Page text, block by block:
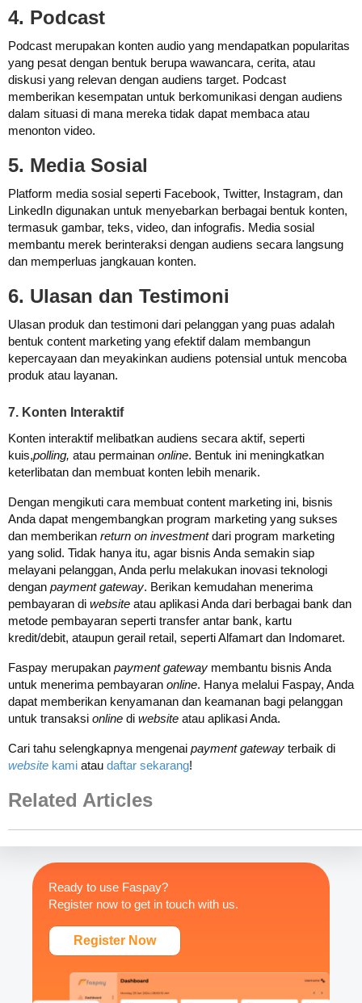
4. Podcast
Podcast merupakan konten audio yang mendapatkan popularitas
yang pesat dengan bentuk berupa wawancara, cerita, atau
diskusi yang relevan dengan audiens target. Podcast
memberikan kesempatan untuk berkomunikasi dengan audiens
dalam situasi di mana mereka tidak dapat membaca atau
menonton video.
5. Media Sosial
Platform media sosial seperti Facebook, Twitter, Instagram, dan
LinkedIn digunakan untuk menyebarkan berbagai bentuk konten,
termasuk gambar, teks, video, dan infografis. Media sosial
membantu merek berinteraksi dengan audiens secara langsung
dan memperluas jangkauan konten.
6. Ulasan dan Testimoni
Ulasan produk dan testimoni dari pelanggan yang puas adalah
bentuk content marketing yang efektif dalam membangun
kepercayaan dan meyakinkan audiens potensial untuk mencoba
produk atau layanan.
7. Konten Interaktif
Konten interaktif melibatkan audiens secara aktif, seperti
kuis,polling, atau permainan online. Bentuk ini meningkatkan
keterlibatan dan membuat konten lebih menarik.
Dengan mengikuti cara membuat content marketing ini, bisnis
Anda dapat mengembangkan program marketing yang sukses
dan memberikan return on investmentdari program marketing
yang solid. Tidak hanya itu, agar bisnis Anda semakin siap
melayani pelanggan, Anda perlu melakukan inovasi teknologi
dengan payment gateway. Berikan kemudahan menerima
pembayaran di website atau aplikasi Anda dari berbagai bank dan
metode pembayaran seperti transfer antar bank, kartu
kredit/debit, ataupun gerail retail, seperti Alfamart dan Indomaret.
Faspay merupakan payment gateway membantu bisnis Anda
untuk menerima pembayaran online. Hanya melalui Faspay, Anda
dapat memberikan kenyamanan dan keamanan bagi pelanggan
untuk transaksi online di website atau aplikasi Anda.
Cari tahu selengkapnya mengenai payment gateway terbaik di
website kami atau daftar sekarang!
Related Articles
Ready to use Faspay?
Register now to get in touch with us.
Register Now